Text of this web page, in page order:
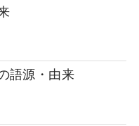
語源・由来